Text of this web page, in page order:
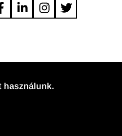
használunk.